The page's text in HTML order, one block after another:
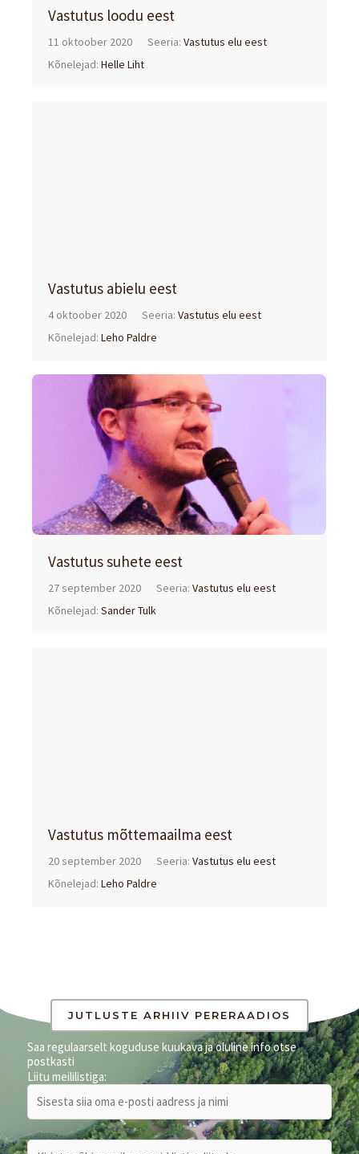
Vastutus loodu eest
11 oktoober 2020 Seeria:Vastutus elu eest
Kõnelejad:Helle Liht
Vastutus abielu eest
4 oktoober 2020 Seeria:Vastutus elu eest
Kõnelejad:Leho Paldre
Vastutus suhete eest
27 september 2020 Seeria:Vastutus elu eest
Kõnelejad:Sander Tulk
Vastutus mõttemaailma eest
20 september 2020 Seeria:Vastutus elu eest
Kõnelejad:Leho Paldre
JUTLUSTE ARHIIV PERERAADIOS
Saa regulaarselt koguduse kuukava ja oluline info otse
postkasti
Liitu meililistiga: